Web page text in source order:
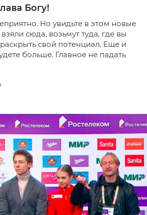
Богу!
Но увидьте в этом новые
сюда, возьмут туда, где вы
свой потенциал. Еще и
больше. Главное не падать